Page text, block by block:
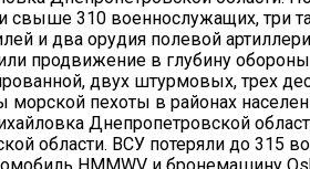
свыше 310 военнослужащих, три
и два орудия полевой
продвижение в глубину
двух штурмовых, трех
морской пехоты в районах
Днепропетровской
области. ВСУ потеряли до 315